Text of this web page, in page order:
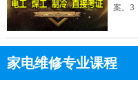
案。3
家电维修专业课程